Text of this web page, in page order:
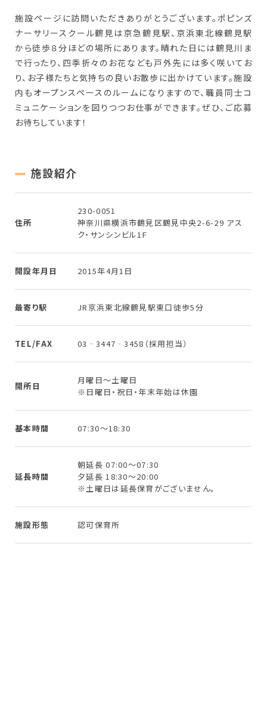
施設ページに訪問いただきありがとうございます。ポピンズ
ナーサリースクール鶴見は京急鶴見駅、京浜東北線鶴見駅
から徒歩８分ほどの場所にあります。晴れた日には鶴見川ま
で行ったり、四季折々のお花なども戸外先には多く咲いてお
り、お子様たちと気持ちの良いお散歩に出かけています。施設
内もオープンスペースのルームになりますので、職員同士コ
ミュニケーションを図りつつお仕事ができます。ぜひ、ご応募
お待ちしています！
施設紹介
住所
230-0051
神奈川県横浜市鶴見区鶴見中央2-6-29 アス
ク・サンシンビル1F
開設年月日 2015年4月1日
最寄り駅 JR京浜東北線鶴見駅東口徒歩5分
TEL/FAX 03‐3447‐3458（採用担当）
開所日
月曜日～土曜日
※日曜日・祝日・年末年始は休園
基本時間 07:30～18:30
延長時間
朝延長 07:00～07:30
夕延長 18:30～20:00
※土曜日は延長保育がございません。
施設形態 認可保育所